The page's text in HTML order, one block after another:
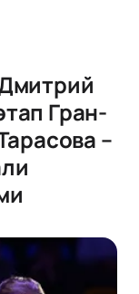
Гран-
–